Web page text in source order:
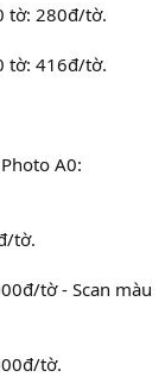
tờ: 280đ/tờ.
tờ: 416đ/tờ.
A0:
tờ.
tờ - Scan màu
tờ.